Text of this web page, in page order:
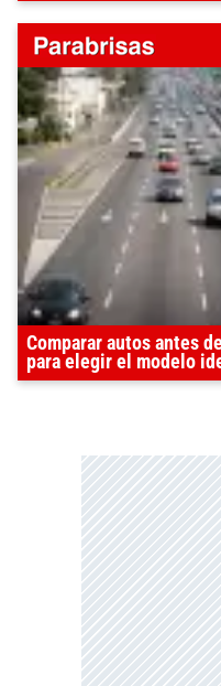
Comparar autos antes
para elegir el modelo